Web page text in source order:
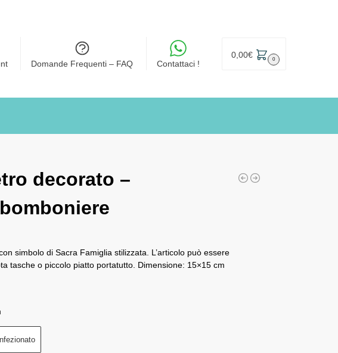
Domande Frequenti – FAQ Contattaci !
0,00€ 0
decorato –
simbolo di Sacra Famiglia stilizzata. L’articolo può essere
tasche o piccolo piatto portatutto. Dimensione: 15×15 cm